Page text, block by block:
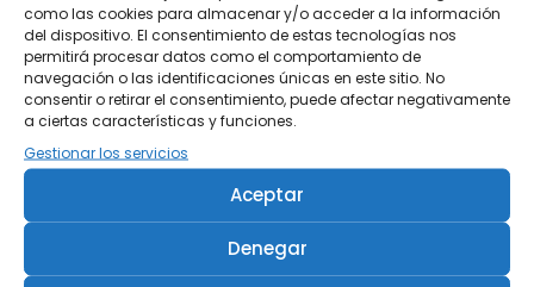
como las cookies para almacenar y/o acceder a la información
del dispositivo. El consentimiento de estas tecnologías nos
permitirá procesar datos como el comportamiento de
navegación o las identificaciones únicas en este sitio. No
consentir o retirar el consentimiento, puede afectar negativamente
a ciertas características y funciones.
Gestionar los servicios
Aceptar
Denegar
Buscar
Productos
Tisanera "Christmas Cats" 0,25l.
13,90€
Té verde Japón Hojicha BIO 500 gr.